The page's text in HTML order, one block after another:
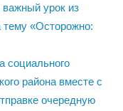
урок из
тему «Осторожно:
социального
района вместе с
очередную